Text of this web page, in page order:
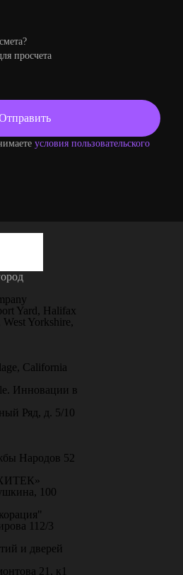
просчета
условия пользовательского
Yard, Halifax
Yorkshire,
California
Инновации в
Ряд, д. 5/10
Народов 52
100
112/3
и дверей
21, к1